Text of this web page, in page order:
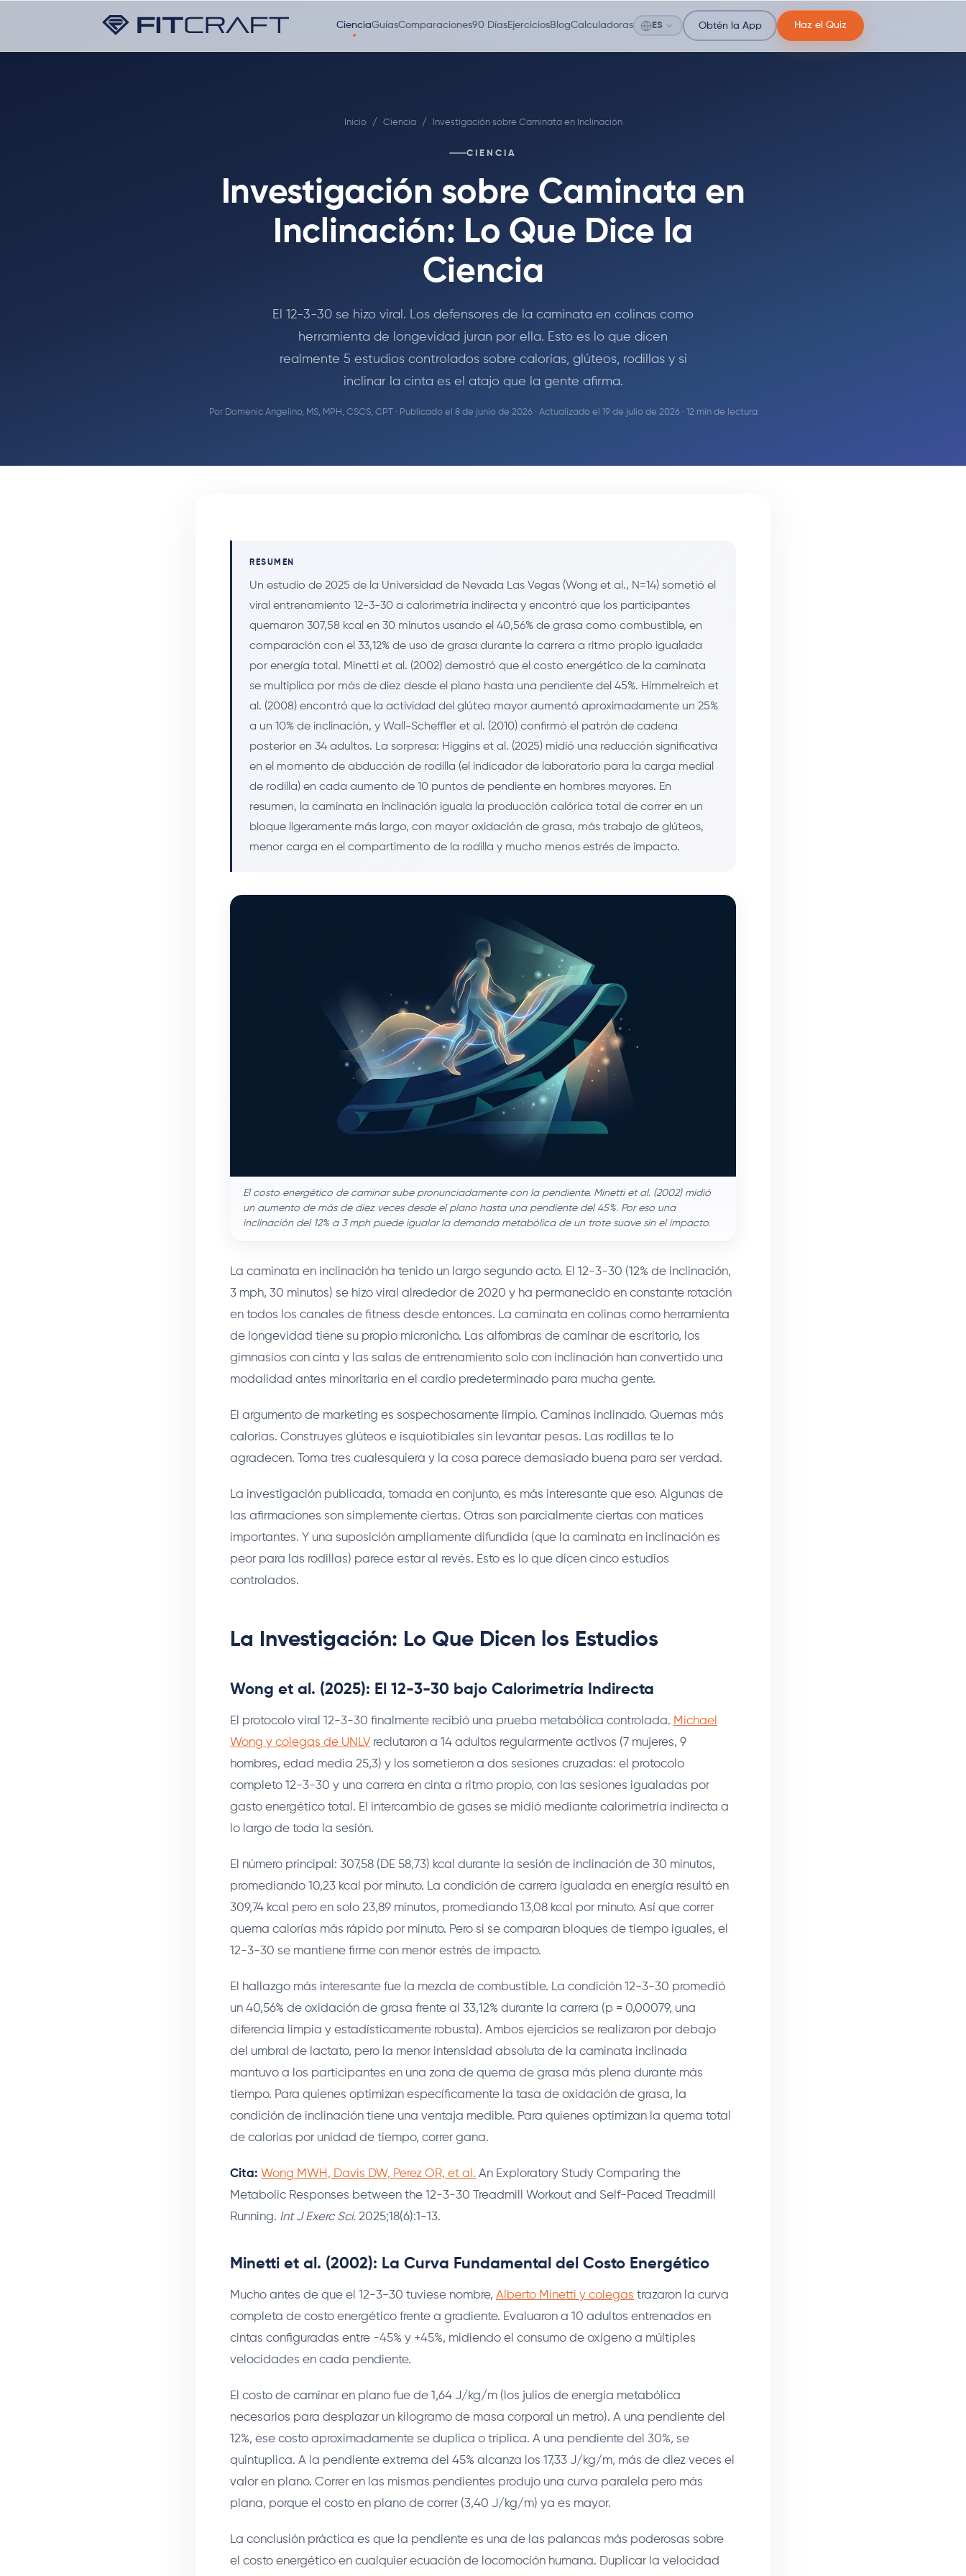
CienciaGuíasComparaciones90 DíasEjerciciosBlogCalculadoras ES Obtén la App Haz el Quiz
Inicio / Ciencia / Investigación sobre Caminata en Inclinación
CIENCIA
Investigación sobre Caminata en
Inclinación: Lo Que Dice la
Ciencia
El 12-3-30 se hizo viral. Los defensores de la caminata en colinas como
herramienta de longevidad juran por ella. Esto es lo que dicen
realmente 5 estudios controlados sobre calorías, glúteos, rodillas y si
inclinar la cinta es el atajo que la gente afirma.
Por Domenic Angelino, MS, MPH, CSCS, CPT· Publicado el 8 de junio de 2026 · Actualizado el 19 de julio de 2026 · 12 min de lectura
RESUMEN
Un estudio de 2025 de la Universidad de Nevada Las Vegas (Wong et al., N=14) sometió el
viral entrenamiento 12-3-30 a calorimetría indirecta y encontró que los participantes
quemaron 307,58 kcal en 30 minutos usando el 40,56% de grasa como combustible, en
comparación con el 33,12% de uso de grasa durante la carrera a ritmo propio igualada
por energía total. Minetti et al. (2002) demostró que el costo energético de la caminata
se multiplica por más de diez desde el plano hasta una pendiente del 45%. Himmelreich et
al. (2008) encontró que la actividad del glúteo mayor aumentó aproximadamente un 25%
a un 10% de inclinación, y Wall-Scheffler et al. (2010) confirmó el patrón de cadena
posterior en 34 adultos. La sorpresa: Higgins et al. (2025) midió una reducción significativa
en el momento de abducción de rodilla (el indicador de laboratorio para la carga medial
de rodilla) en cada aumento de 10 puntos de pendiente en hombres mayores. En
resumen, la caminata en inclinación iguala la producción calórica total de correr en un
bloque ligeramente más largo, con mayor oxidación de grasa, más trabajo de glúteos,
menor carga en el compartimento de la rodilla y mucho menos estrés de impacto.
El costo energético de caminar sube pronunciadamente con la pendiente. Minetti et al. (2002) midió
un aumento de más de diez veces desde el plano hasta una pendiente del 45%. Por eso una
inclinación del 12% a 3 mph puede igualar la demanda metabólica de un trote suave sin el impacto.
La caminata en inclinación ha tenido un largo segundo acto. El 12-3-30 (12% de inclinación,
3 mph, 30 minutos) se hizo viral alrededor de 2020 y ha permanecido en constante rotación
en todos los canales de fitness desde entonces. La caminata en colinas como herramienta
de longevidad tiene su propio micronicho. Las alfombras de caminar de escritorio, los
gimnasios con cinta y las salas de entrenamiento solo con inclinación han convertido una
modalidad antes minoritaria en el cardio predeterminado para mucha gente.
El argumento de marketing es sospechosamente limpio. Caminas inclinado. Quemas más
calorías. Construyes glúteos e isquiotibiales sin levantar pesas. Las rodillas te lo
agradecen. Toma tres cualesquiera y la cosa parece demasiado buena para ser verdad.
La investigación publicada, tomada en conjunto, es más interesante que eso. Algunas de
las afirmaciones son simplemente ciertas. Otras son parcialmente ciertas con matices
importantes. Y una suposición ampliamente difundida (que la caminata en inclinación es
peor para las rodillas) parece estar al revés. Esto es lo que dicen cinco estudios
controlados.
La Investigación: Lo Que Dicen los Estudios
Wong et al. (2025): El 12-3-30 bajo Calorimetría Indirecta
El protocolo viral 12-3-30 finalmente recibió una prueba metabólica controlada. Michael
Wong y colegas de UNLV reclutaron a 14 adultos regularmente activos (7 mujeres, 9
hombres, edad media 25,3) y los sometieron a dos sesiones cruzadas: el protocolo
completo 12-3-30 y una carrera en cinta a ritmo propio, con las sesiones igualadas por
gasto energético total. El intercambio de gases se midió mediante calorimetría indirecta a
lo largo de toda la sesión.
El número principal: 307,58 (DE 58,73) kcal durante la sesión de inclinación de 30 minutos,
promediando 10,23 kcal por minuto. La condición de carrera igualada en energía resultó en
309,74 kcal pero en solo 23,89 minutos, promediando 13,08 kcal por minuto. Así que correr
quema calorías más rápido por minuto. Pero si se comparan bloques de tiempo iguales, el
12-3-30 se mantiene firme con menor estrés de impacto.
El hallazgo más interesante fue la mezcla de combustible. La condición 12-3-30 promedió
un 40,56% de oxidación de grasa frente al 33,12% durante la carrera (p = 0,00079, una
diferencia limpia y estadísticamente robusta). Ambos ejercicios se realizaron por debajo
del umbral de lactato, pero la menor intensidad absoluta de la caminata inclinada
mantuvo a los participantes en una zona de quema de grasa más plena durante más
tiempo. Para quienes optimizan específicamente la tasa de oxidación de grasa, la
condición de inclinación tiene una ventaja medible. Para quienes optimizan la quema total
de calorías por unidad de tiempo, correr gana.
Cita: Wong MWH, Davis DW, Perez OR, et al. An Exploratory Study Comparing the
Metabolic Responses between the 12-3-30 Treadmill Workout and Self-Paced Treadmill
Running. Int J Exerc Sci. 2025;18(6):1-13.
Minetti et al. (2002): La Curva Fundamental del Costo Energético
Mucho antes de que el 12-3-30 tuviese nombre, Alberto Minetti y colegas trazaron la curva
completa de costo energético frente a gradiente. Evaluaron a 10 adultos entrenados en
cintas configuradas entre -45% y +45%, midiendo el consumo de oxígeno a múltiples
velocidades en cada pendiente.
El costo de caminar en plano fue de 1,64 J/kg/m (los julios de energía metabólica
necesarios para desplazar un kilogramo de masa corporal un metro). A una pendiente del
12%, ese costo aproximadamente se duplica o triplica. A una pendiente del 30%, se
quintuplica. A la pendiente extrema del 45% alcanza los 17,33 J/kg/m, más de diez veces el
valor en plano. Correr en las mismas pendientes produjo una curva paralela pero más
plana, porque el costo en plano de correr (3,40 J/kg/m) ya es mayor.
La conclusión práctica es que la pendiente es una de las palancas más poderosas sobre
el costo energético en cualquier ecuación de locomoción humana. Duplicar la velocidad